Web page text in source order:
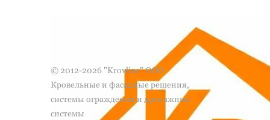
© 2012-2026 "Krovline" ООО
Кровельные и фасадные решения,
системы ограждения и дренажные
системы